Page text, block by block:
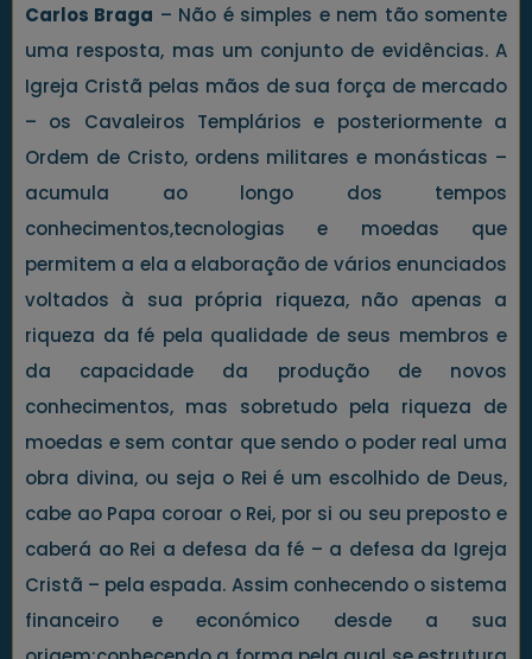
Carlos Braga – Não é simples e nem tão somente
uma resposta, mas um conjunto de evidências. A
Igreja Cristã pelas mãos de sua força de mercado
– os Cavaleiros Templários e posteriormente a
Ordem de Cristo, ordens militares e monásticas –
acumula ao longo dos tempos
conhecimentos,tecnologias e moedas que
permitem a ela a elaboração de vários enunciados
voltados à sua própria riqueza, não apenas a
riqueza da fé pela qualidade de seus membros e
da capacidade da produção de novos
conhecimentos, mas sobretudo pela riqueza de
moedas e sem contar que sendo o poder real uma
obra divina, ou seja o Rei é um escolhido de Deus,
cabe ao Papa coroar o Rei, por si ou seu preposto e
caberá ao Rei a defesa da fé – a defesa da Igreja
Cristã – pela espada. Assim conhecendo o sistema
financeiro e económico desde a sua